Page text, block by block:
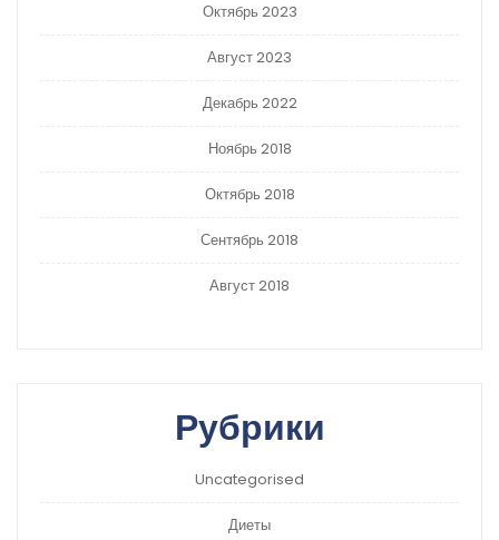
Октябрь 2023
Август 2023
Декабрь 2022
Ноябрь 2018
Октябрь 2018
Сентябрь 2018
Август 2018
Рубрики
Uncategorised
Диеты